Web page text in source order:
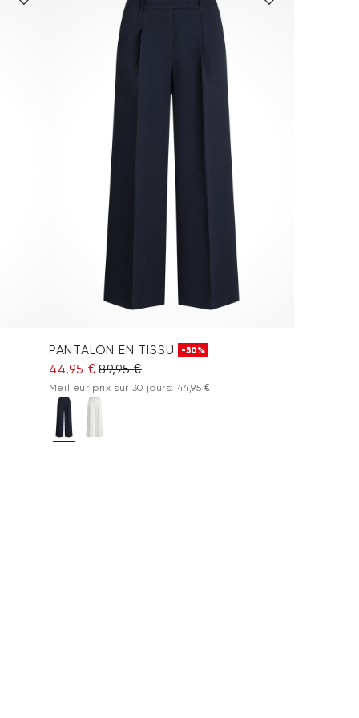
PANTALON EN TISSU -50%
44,95 € 89,95 €
Meilleur prix sur 30 jours: 44,95 €